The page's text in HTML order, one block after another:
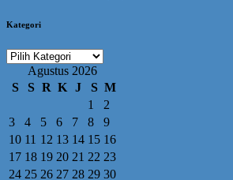
Kategori
Kategori
Agustus 2026
S
S R K J S M
1
2
3
4 5 6 7 8
9
10 11 12 13 14 15 16
17 18 19 20 21 22 23
24 25 26 27 28 29 30